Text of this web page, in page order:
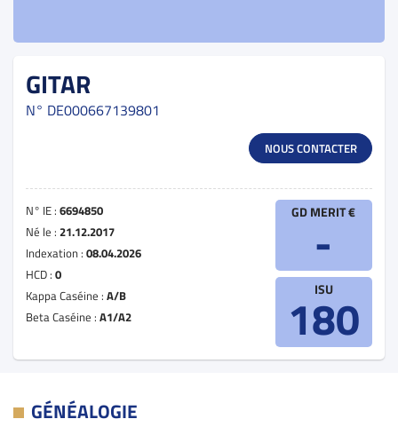
GITAR
N° DE000667139801
NOUS CONTACTER
N° IE : 6694850
Né le : 21.12.2017
Indexation : 08.04.2026
HCD : 0
Kappa Caséine : A/B
Beta Caséine : A1/A2
GD MERIT €
-
ISU
180
GÉNÉALOGIE